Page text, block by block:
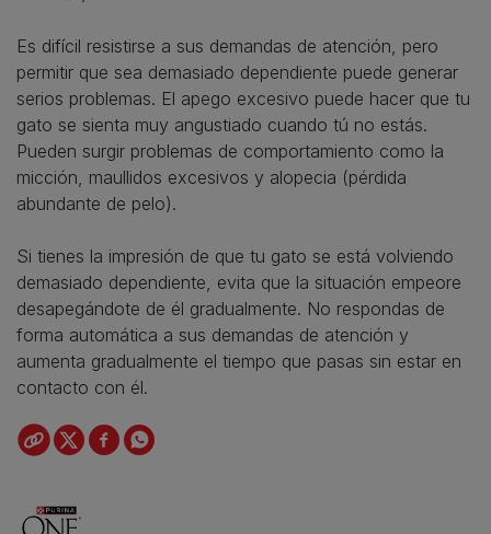
Es difícil resistirse a sus demandas de atención, pero
permitir que sea demasiado dependiente puede generar
serios problemas. El apego excesivo puede hacer que tu
gato se sienta muy angustiado cuando tú no estás.
Pueden surgir problemas de comportamiento como la
micción, maullidos excesivos y alopecia (pérdida
abundante de pelo).
Si tienes la impresión de que tu gato se está volviendo
demasiado dependiente, evita que la situación empeore
desapegándote de él gradualmente. No respondas de
forma automática a sus demandas de atención y
aumenta gradualmente el tiempo que pasas sin estar en
contacto con él.